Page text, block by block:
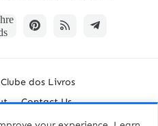
Clube dos Livros
Contact Us